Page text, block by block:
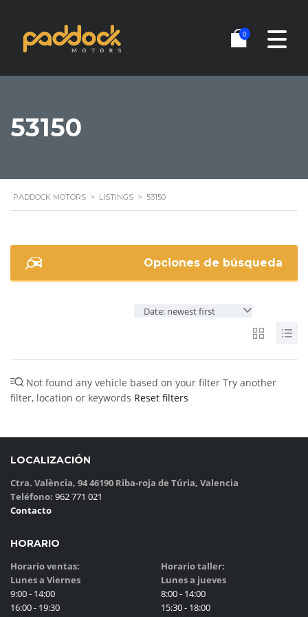
0
53150
PADDOCK MOTORS > LISTINGS > 53150
Opciones de búsqueda
Date: newest first
Not found any vehicle based on your filter Try another
filter, location or keywords Reset filters
LOCALIZACIÓN
Ctra. València, 94 46190 Riba-roja de Túria, Valencia
Teléfono: 962 771 021
Contacto
HORARIO
Horario ventas:
Lunes a Viernes
9:00 - 14:00
16:00 - 19:30
Horario taller:
Lunes a jueves
8:00 - 14:00
15:30 - 18:00